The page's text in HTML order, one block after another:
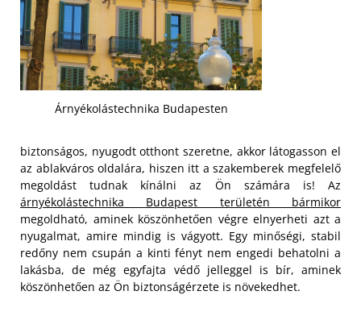
Árnyékolástechnika Budapesten
biztonságos, nyugodt otthont szeretne, akkor látogasson el
az ablakváros oldalára, hiszen itt a szakemberek megfelelő
megoldást tudnak kínálni az Ön számára is! Az
árnyékolástechnika Budapest területén bármikor
megoldható, aminek köszönhetően végre elnyerheti azt a
nyugalmat, amire mindig is vágyott. Egy minőségi, stabil
redőny nem csupán a kinti fényt nem engedi behatolni a
lakásba, de még egyfajta védő jelleggel is bír, aminek
köszönhetően az Ön biztonságérzete is növekedhet.